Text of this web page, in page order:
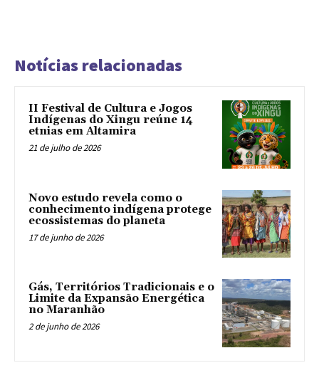
Notícias relacionadas
II Festival de Cultura e Jogos
Indígenas do Xingu reúne 14
etnias em Altamira
21 de julho de 2026
Novo estudo revela como o
conhecimento indígena protege
ecossistemas do planeta
17 de junho de 2026
Gás, Territórios Tradicionais e o
Limite da Expansão Energética
no Maranhão
2 de junho de 2026